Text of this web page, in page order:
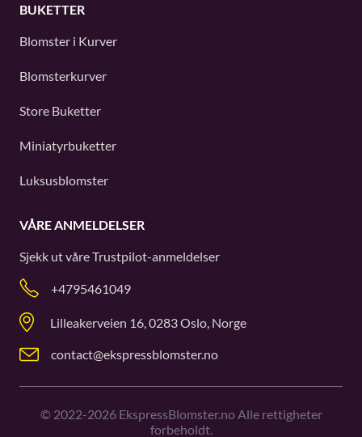
BUKETTER
Blomster i Kurver
Blomsterkurver
Store Buketter
Miniatyrbuketter
Luksusblomster
VÅRE ANMELDELSER
Sjekk ut våreTrustpilot-anmeldelser
+4795461049
Lilleakerveien 16, 0283 Oslo, Norge
contact@ekspressblomster.no
© 2022-2026EkspressBlomster.no Alle rettigheter
forbeholdt.